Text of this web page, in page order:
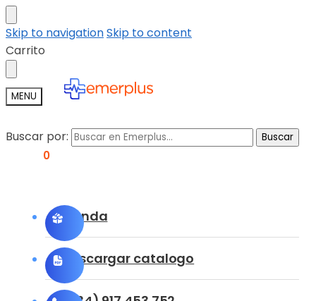
Skip to navigationSkip to content
Carrito
MENU
Buscar por: Buscar
0
Tienda
Descargar catalogo